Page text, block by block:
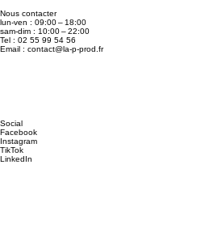
Social
Facebook
Instagram
TikTok
LinkedIn
Nous contacter
lun-ven : 09:00 – 18:00
sam-dim : 10:00 – 22:00
Tel : 02 55 99 54 56
Email : contact@la-p-prod.fr